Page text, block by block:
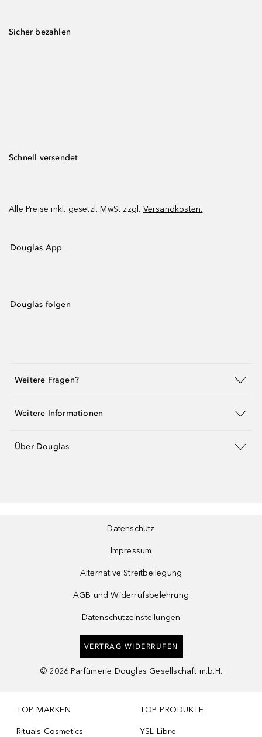
Sicher bezahlen
Schnell versendet
Alle Preise inkl. gesetzl. MwSt zzgl. Versandkosten.
Douglas App
Douglas folgen
Weitere Fragen?
Weitere Informationen
Über Douglas
Datenschutz
Impressum
Alternative Streitbeilegung
AGB und Widerrufsbelehrung
Datenschutzeinstellungen
VERTRAG WIDERRUFEN
© 2026 Parfümerie Douglas Gesellschaft m.b.H.
TOP MARKEN
Rituals Cosmetics
TOP PRODUKTE
YSL Libre